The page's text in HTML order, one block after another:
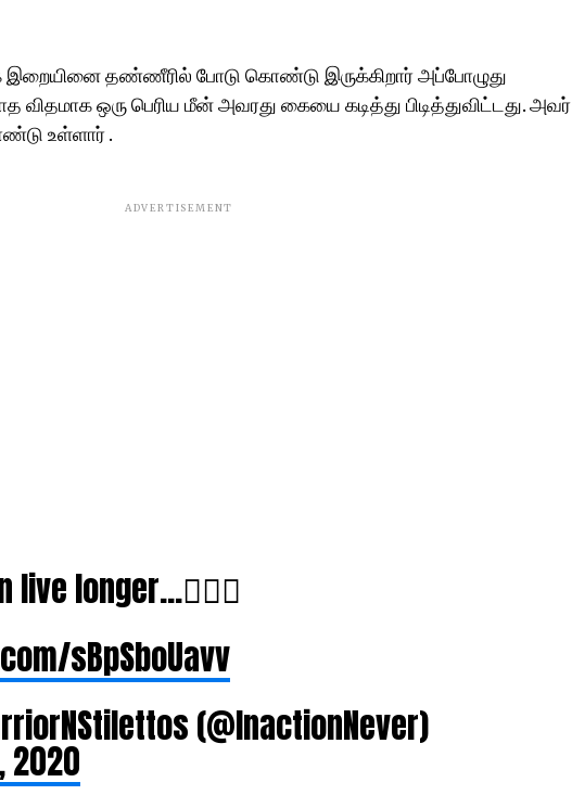
இறையினை தண்ணீரில் போடு கொண்டு இருக்கிறார் அப்போழுது
விதமாக ஒரு பெரிய மீன் அவரது கையை கடித்து பிடித்துவிட்டது. அவர்
உள்ளார் .
ADVERTISEMENT
live longer…🤦🏾‍♀️
sBpSboUavv
(@InactionNever)
2020